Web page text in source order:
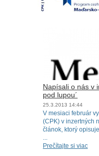
Napísali o nás v
pod lupou´
25.3.2013 14:44
V mesiaci február
(CPK) v inzertných
článok, ktorý
Prečítajte si viac